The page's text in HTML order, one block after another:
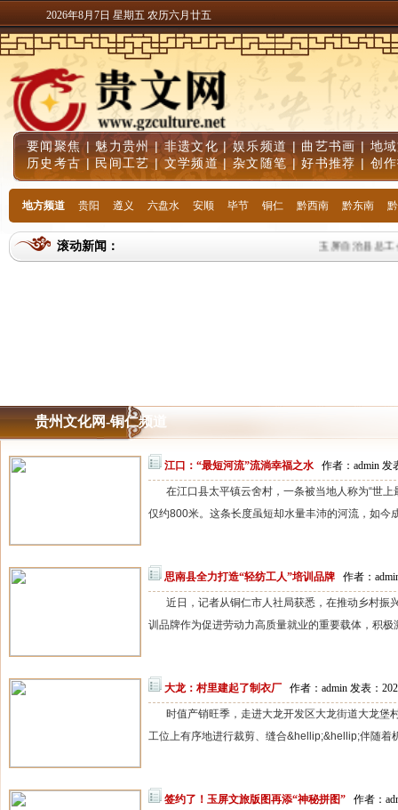
2026年8月7日 星期五 农历六月廿五
要闻聚焦| 魅力贵州|非遗文化 |娱乐频道 | 曲艺书画 | 地
历史考古 | 民间工艺 |文学频道|杂文随笔 |好书推荐 | 创
地方频道 贵阳 遵义 六盘水 安顺 毕节 铜仁 黔西南 黔东南
滚动新闻： 玉屏自治县总工
贵州文化网-铜仁频道
江口：“最短河流”流淌幸福之水 作者：admin 发
在江口县太平镇云舍村，一条被当地人称为“世
仅约800米。这条长度虽短却水量丰沛的河流，如今
思南县全力打造“轻纺工人”培训品牌 作者：
近日，记者从铜仁市人社局获悉，在推动乡村振
训品牌作为促进劳动力高质量就业的重要载体，积极
大龙：村里建起了制衣厂 作者：admin 发表：
时值产销旺季，走进大龙开发区大龙街道大龙堡
工位上有序地进行裁剪、缝合&hellip;&hellip;伴随着
签约了！玉屏文旅版图再添“神秘拼图” 作者：